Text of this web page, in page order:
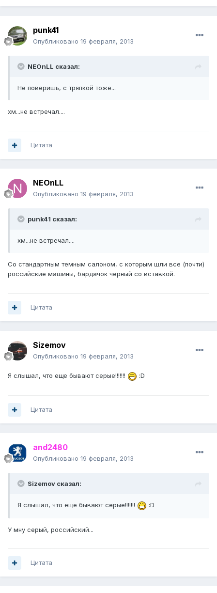
punk41
Опубликовано 19 февраля, 2013
NEOnLL сказал:
Не поверишь, с тряпкой тоже...
хм...не встречал....
Цитата
NEOnLL
Опубликовано 19 февраля, 2013
punk41 сказал:
хм...не встречал....
Со стандартным темным салоном, с которым шли все (почти)
российские машины, бардачок черный со вставкой.
Цитата
Sizemov
Опубликовано 19 февраля, 2013
Я слышал, что еще бывают серые!!!!!!! :D
Цитата
and2480
Опубликовано 19 февраля, 2013
Sizemov сказал:
Я слышал, что еще бывают серые!!!!!!! :D
У мну серый, российский...
Цитата